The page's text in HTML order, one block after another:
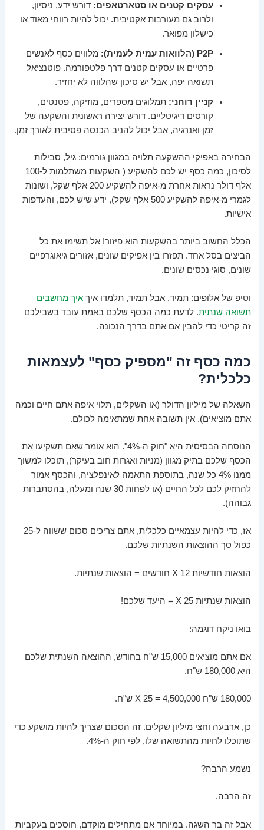
עסקים קטנים או סטארטאפים: דורש ידע, ניסיון,
ולרוב גם מעורבות אקטיבית. יכול להיות רווחי מאוד או
כישלון מפואר.
P2P (הלוואות עמית לעמית):
מלווים כסף לאנשים
פרטיים או עסקים קטנים דרך פלטפורמה. פוטנציאל
תשואה יפה, אבל יש סיכון שהלווה לא יחזיר.
קניין רוחני: תמלוגים מספרים, מוזיקה, פטנטים,
קורסים דיגיטליים. דורש יצירה ראשונית והשקעה של
זמן ואנרגיה, אבל יכול להניב הכנסה פסיבית לאורך זמן.
הבחירה באפיקי ההשקעה תלויה במגוון גורמים: גיל, סבילות
לסיכון, כמה כסף יש לכם להשקיע ( השקעות משתלמות ל-100
אלף דולר נראות אחרת מ-איפה להשקיע 200 אלף שקל, ושונות
לגמרי מ-איפה להשקיע 500 אלף שקל), ידע שיש לכם, והעדפות
אישיות.
הכלל החשוב ביותר בהשקעות הוא פיזור! אל תשימו את כל
הביצים בסל אחד. תפזרו בין אפיקים שונים, אזורים גיאוגרפיים
שונים, סוגי נכסים שונים.
וטיפ של אלופים: תמיד, אבל תמיד, תלמדו איךאיך מחשבים
תשואה שנתית. לדעת כמה הכסף שלכם באמת עובד בשבילכם
זה קריטי כדי להבין אם אתם בדרך הנכונה.
כמה כסף זה "מספיק כסף" לעצמאות
כלכלית?
השאלה של מיליון הדולר (או השקלים, תלוי איפה אתם חיים וכמה
אתם מוציאים). אין תשובה אחת שמתאימה לכולם.
הנוסחה הבסיסית היא "חוק ה-4%". הוא אומר שאם תשקיעו את
הכסף שלכם בתיק מגוון (מניות ואגרות חוב בעיקר), תוכלו למשוך
ממנו 4% כל שנה, בתוספת התאמה לאינפלציה, והכסף אמור
להחזיק לכם לכל החיים (או לפחות 30 שנה ומעלה, בהסתברות
גבוהה).
אז, כדי להיות עצמאיים כלכלית, אתם צריכים סכום ששווה ל-25
כפול סך ההוצאות השנתיות שלכם.
הוצאות חודשיות X 12 חודשים = הוצאות שנתיות.
הוצאות שנתיות X 25 = היעד שלכם!
בואו ניקח דוגמה:
אם אתם מוציאים 15,000 ש"ח בחודש, ההוצאה השנתית שלכם
היא 180,000 ש"ח.
180,000 ש"ח X 25 = 4,500,000 ש"ח.
כן, ארבעה וחצי מיליון שקלים. זה הסכום שצריך להיות מושקע כדי
שתוכלו לחיות מהתשואה שלו, לפי חוק ה-4%.
נשמע הרבה?
זה הרבה.
אבל זה בר השגה. במיוחד אם מתחילים מוקדם, חוסכים בעקביות